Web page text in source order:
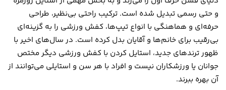
و حتی رسمی تبدیل شده است. ترکیب راحتی بی‌نظیر، طراحی
حرفه‌ای و هماهنگی با انواع تیپ‌ها، کفش ورزشی را به گزینه‌ای
بی‌رقیب برای خانم‌ها و آقایان بدل کرده است. در سال‌های اخیر با
ظهور ترندهای جدید، استایل کردن با کفش ورزشی دیگر مختص
جوانان یا ورزشکاران نیست و افراد با هر سن و استایلی می‌توانند از
آن بهره ببرند.